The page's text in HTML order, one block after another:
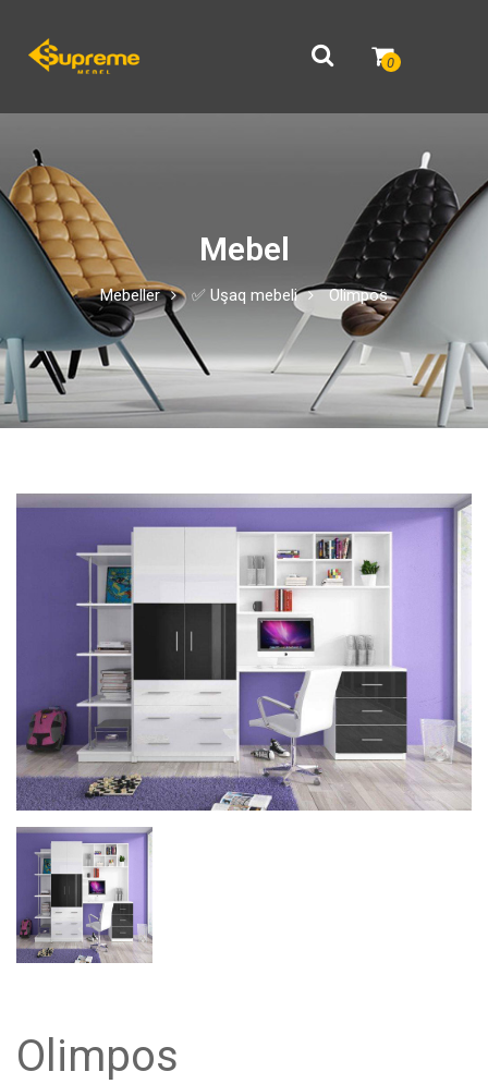
0
Mebel
Mebeller ✅ Uşaq mebeli Olimpos
Olimpos